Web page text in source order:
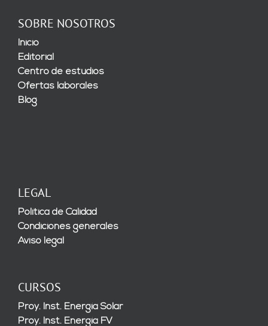
SOBRE NOSOTROS
Inicio
Editorial
Centro de estudios
Ofertas laborales
Blog
LEGAL
Política de Calidad
Condiciones generales
Aviso legal
CURSOS
Proy. Inst. Energía Solar
Proy. Inst. Energía FV